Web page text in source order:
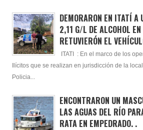
DEMORARON EN ITATÍ A
2,11 G/L DE ALCOHOL EN
RETUVIERÓN EL
ITATI : En el marco de los
Ilícitos que se realizan en jurisdicción de la
Policia...
ENCONTRARON UN
LAS AGUAS DEL RÍO
RATA EN EMPEDRADO. .